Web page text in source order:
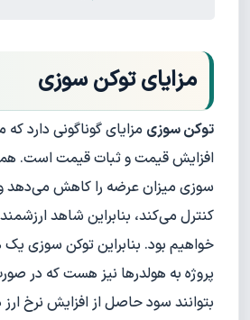
مزایای توکن سوزی
توکن سوزی مزایای گوناگونی دارد
افزایش قیمت و ثبات قیمت است.
سوزی میزان عرضه را کاهش می‌دهد و
کنترل می‌کند، بنابراین شاهد
خواهیم بود. بنابراین توکن سوزی
پروژه به هولدرها نیز هست که در
بتوانند سود حاصل از افزایش نرخ ارز